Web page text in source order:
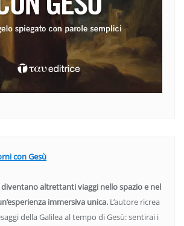
con Gesù
altrettanti viaggi nello spazio e nel
immersiva unica. L’autore ricrea
della Galilea al tempo di Gesù: sentirai i